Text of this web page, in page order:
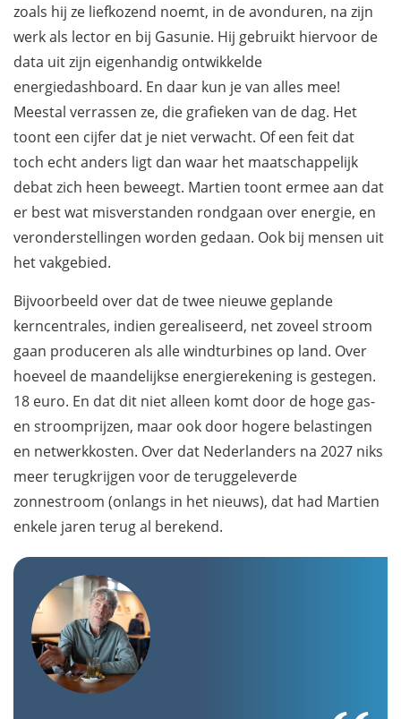
zoals hij ze liefkozend noemt, in de avonduren, na zijn
werk als lector en bij Gasunie. Hij gebruikt hiervoor de
data uit zijn eigenhandig ontwikkelde
energiedashboard. En daar kun je van alles mee!
Meestal verrassen ze, die grafieken van de dag. Het
toont een cijfer dat je niet verwacht. Of een feit dat
toch echt anders ligt dan waar het maatschappelijk
debat zich heen beweegt. Martien toont ermee aan dat
er best wat misverstanden rondgaan over energie, en
veronderstellingen worden gedaan. Ook bij mensen uit
het vakgebied.
Bijvoorbeeld over dat de twee nieuwe geplande
kerncentrales, indien gerealiseerd, net zoveel stroom
gaan produceren als alle windturbines op land. Over
hoeveel de maandelijkse energierekening is gestegen.
18 euro. En dat dit niet alleen komt door de hoge gas-
en stroomprijzen, maar ook door hogere belastingen
en netwerkkosten. Over dat Nederlanders na 2027 niks
meer terugkrijgen voor de teruggeleverde
zonnestroom (onlangs in het nieuws), dat had Martien
enkele jaren terug al berekend.